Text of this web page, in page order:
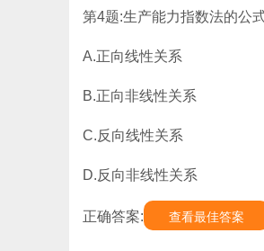
第4题:生产能力指数法的公
A.正向线性关系
B.正向非线性关系
C.反向线性关系
D.反向非线性关系
正确答案: 查看最佳答案